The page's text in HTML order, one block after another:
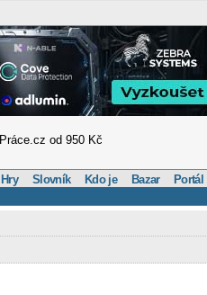
od 950 Kč
Hry Slovník Kdo je Bazar Portál